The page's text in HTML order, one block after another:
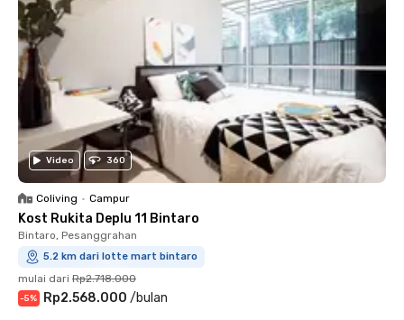
Video 360
Coliving • Campur
Kost Rukita Deplu 11 Bintaro
Bintaro, Pesanggrahan
5.2 km dari lotte mart bintaro
mulai dari Rp2.718.000
-5% Rp2.568.000 /bulan